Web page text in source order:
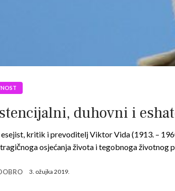
duhovni i
esejist, kritik i prevoditelj Viktor Vida (1913. –
osjećanja života i tegobnoga
3. ožujka 2019.